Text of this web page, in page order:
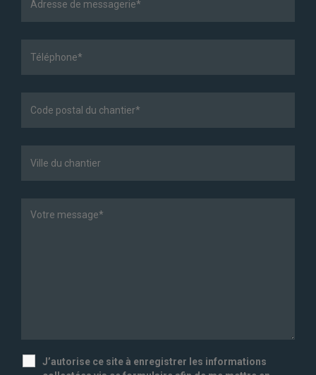
J’autorise ce site à enregistrer les informations